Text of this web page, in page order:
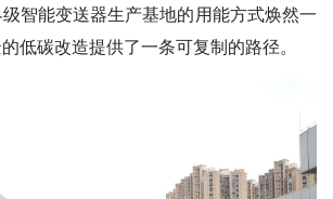
智能变送器生产基地的用能方式焕然一
低碳改造提供了一条可复制的路径。